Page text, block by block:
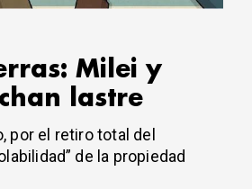
Milei y
lastre
por el retiro total del
de la propiedad